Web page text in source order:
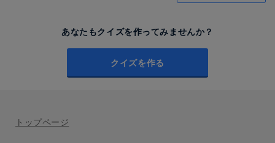
あなたもクイズを作ってみませんか？
クイズを作る
トップページ